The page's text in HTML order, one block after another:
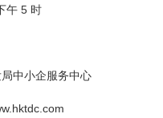
午 5 时
中小企服务中心